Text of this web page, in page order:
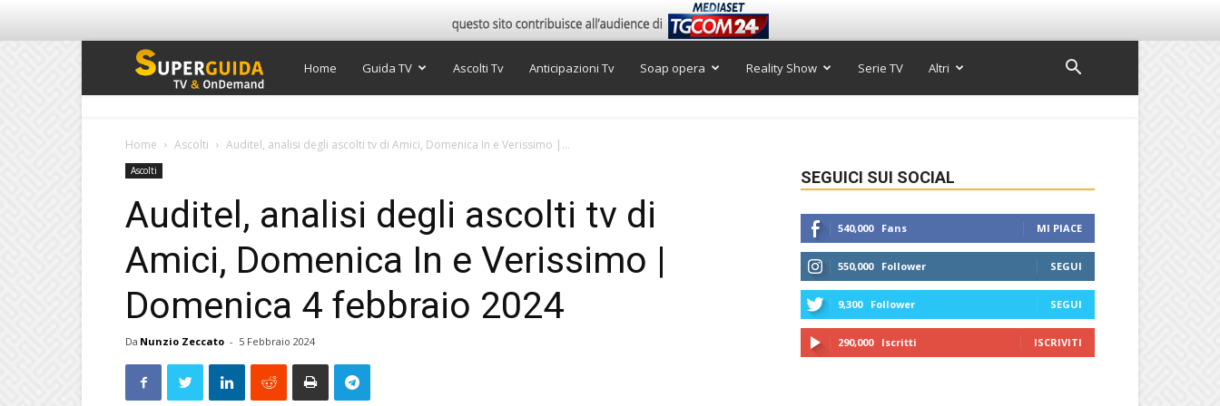
Super
Home Guida TV Ascolti Tv Anticipazioni Tv Soap opera Reality Show Serie TV Altri
Home Ascolti Auditel, analisi degli ascolti tv di Amici, Domenica In e Verissimo |...
Ascolti
Auditel, analisi degli ascolti tv di
Amici, Domenica In e Verissimo |
Domenica 4 febbraio 2024
Da Nunzio Zeccato - 5 Febbraio 2024
SEGUICI SUI SOCIAL
540,000 Fans MI PIACE
550,000 Follower SEGUI
9,300 Follower SEGUI
290,000 Iscritti ISCRIVITI